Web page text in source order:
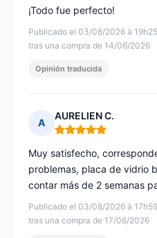
Publicado el 03/08/2026 à 19h25
tras una compra de 14/06/2026
¡Todo fue perfecto!
Opinión traducida
A
AURELIEN C.
Nota: 5 de 5
Publicado el 03/08/2026 à 17h59
tras una compra de 17/06/2026
Muy satisfecho,
problemas, placa de vidrio
contar más de 2 semanas